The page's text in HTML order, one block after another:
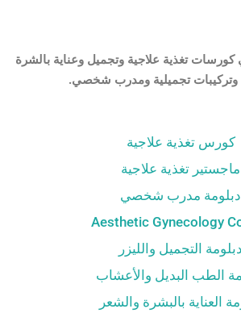
تغذية علاجية وتجميل وعناية بالشرة
تجميلية ومدرب شخصي.
كورس تغذية علاجية
ماجستير تغذية علاجية
دبلومة مدرب شخصي
Aesthetic Gynecology
دبلومة التجميل والليزر
الطب البديل والأعشاب
العناية بالبشرة والشعر